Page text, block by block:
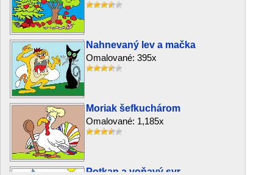
Nahnevaný lev a mačka
Omalované: 395x
Moriak šefkuchárom
Omalované: 1,185x
Potkan a voňavý syr